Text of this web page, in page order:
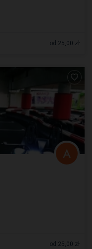
od 25,00 zł
od 25,00 zł